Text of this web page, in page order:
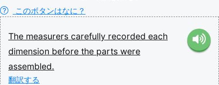
このボタンはなに？
The measurers carefully recorded each
dimension before the parts were
assembled.
翻訳する